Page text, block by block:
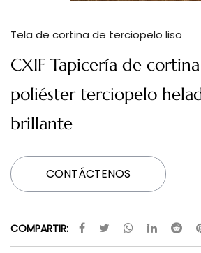
Tela de cortina de terciopelo liso
CXIF Tapicería de
poliéster terciopelo
brillante
CONTÁCTENOS
COMPARTIR: